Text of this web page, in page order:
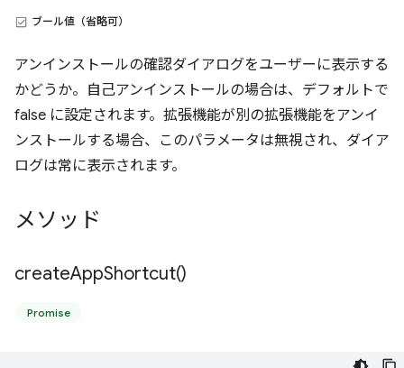
ブール値（省略可）
アンインストールの確認ダイアログをユーザーに表示する
かどうか。自己アンインストールの場合は、デフォルトで
false に設定されます。拡張機能が別の拡張機能をアンイ
ンストールする場合、このパラメータは無視され、ダイア
ログは常に表示されます。
メソッド
createAppShortcut()
Promise